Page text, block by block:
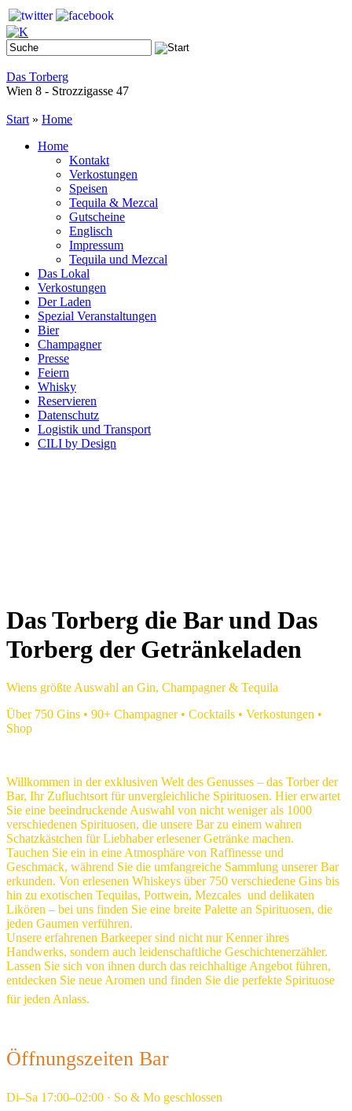
Das Torberg
Wien 8 - Strozzigasse 47
Start » Home
Home
Kontakt
Verkostungen
Speisen
Tequila & Mezcal
Gutscheine
Englisch
Impressum
Tequila und Mezcal
Das Lokal
Verkostungen
Der Laden
Spezial Veranstaltungen
Bier
Champagner
Presse
Feiern
Whisky
Reservieren
Datenschutz
Logistik und Transport
CILI by Design
Das Torberg die Bar und Das
Torberg der Getränkeladen
Wiens größte Auswahl an Gin, Champagner & Tequila
Über 750 Gins • 90+ Champagner • Cocktails • Verkostungen •
Shop
Willkommen in der exklusiven Welt des Genusses – das Torber der
Bar, Ihr Zufluchtsort für unvergleichliche Spirituosen. Hier erwartet
Sie eine beeindruckende Auswahl von nicht weniger als 1000
verschiedenen Spirituosen, die unsere Bar zu einem wahren
Schatzkästchen für Liebhaber erlesener Getränke machen.
Tauchen Sie ein in eine Atmosphäre von Raffinesse und
Geschmack, während Sie die umfangreiche Sammlung unserer Bar
erkunden. Von erlesenen Whiskeys über 750 verschiedene Gins bis
hin zu exotischen Tequilas, Portwein, Mezcales und delikaten
Likören – bei uns finden Sie eine breite Palette an Spirituosen, die
jeden Gaumen verführen.
Unsere erfahrenen Barkeeper sind nicht nur Kenner ihres
Handwerks, sondern auch leidenschaftliche Geschichtenerzähler.
Lassen Sie sich von ihnen durch das reichhaltige Angebot führen,
entdecken Sie neue Aromen und finden Sie die perfekte Spirituose
für jeden Anlass.
Öffnungszeiten Bar
Di–Sa 17:00–02:00 · So & Mo geschlossen